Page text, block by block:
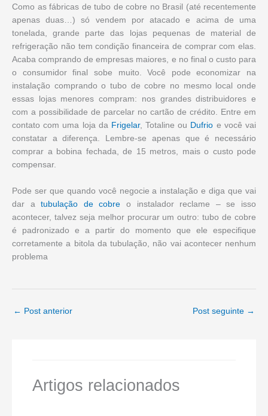
Como as fábricas de tubo de cobre no Brasil (até recentemente
apenas duas…) só vendem por atacado e acima de uma
tonelada, grande parte das lojas pequenas de material de
refrigeração não tem condição financeira de comprar com elas.
Acaba comprando de empresas maiores, e no final o custo para
o consumidor final sobe muito. Você pode economizar na
instalação comprando o tubo de cobre no mesmo local onde
essas lojas menores compram: nos grandes distribuidores e
com a possibilidade de parcelar no cartão de crédito. Entre em
contato com uma loja da Frigelar, Totaline ou Dufrio e você vai
constatar a diferença. Lembre-se apenas que é necessário
comprar a bobina fechada, de 15 metros, mais o custo pode
compensar.
Pode ser que quando você negocie a instalação e diga que vai
dar atubulação de cobre o instalador reclame – se isso
acontecer, talvez seja melhor procurar um outro: tubo de cobre
é padronizado e a partir do momento que ele especifique
corretamente a bitola da tubulação, não vai acontecer nenhum
problema
← Post anterior Post seguinte →
Artigos relacionados